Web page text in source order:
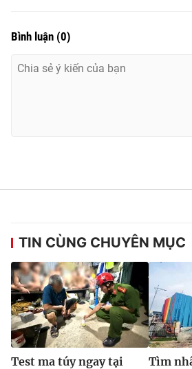
Bình luận (0)
TIN CÙNG CHUYÊN MỤC
Test ma túy ngay tại
Tìm